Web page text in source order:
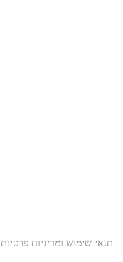
תנאי שימוש ומדיניות פרטיות